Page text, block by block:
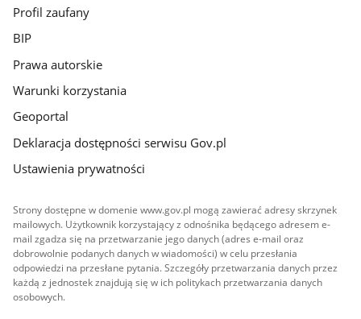
Profil zaufany
BIP
Prawa autorskie
Warunki korzystania
Geoportal
Deklaracja dostępności serwisu Gov.pl
Ustawienia prywatności
Strony dostępne w domenie www.gov.pl mogą zawierać adresy skrzynek
mailowych. Użytkownik korzystający z odnośnika będącego adresem e-
mail zgadza się na przetwarzanie jego danych (adres e-mail oraz
dobrowolnie podanych danych w wiadomości) w celu przesłania
odpowiedzi na przesłane pytania. Szczegóły przetwarzania danych przez
każdą z jednostek znajdują się w ich politykach przetwarzania danych
osobowych.